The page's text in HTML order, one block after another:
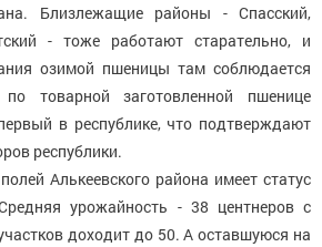
Близлежащие районы - Спасский,
- тоже работают старательно, и
озимой пшеницы там соблюдается
товарной заготовленной пшенице
в республике, что подтверждают
республики.
Алькеевского района имеет статус
урожайность - 38 центнеров с
доходит до 50. А оставшуюся на